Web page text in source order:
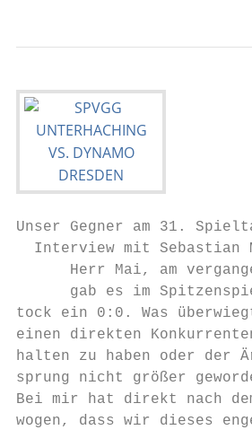
Unser Gegner am 31.
Interview mit Sebastian
Herr Mai, am
gab es im
tock ein 0:0. Was
einen direkten
halten zu haben oder der
sprung nicht größer
Bei mir hat direkt nach
wogen, dass wir dieses